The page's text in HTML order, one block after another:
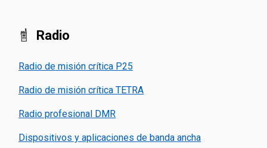
Radio
Radio de misión crítica P25
Radio de misión crítica TETRA
Radio profesional DMR
Dispositivos y aplicaciones de banda ancha